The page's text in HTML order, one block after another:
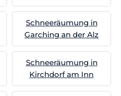
Schneeräumung in
Garching an der Alz
Schneeräumung in
Kirchdorf am Inn